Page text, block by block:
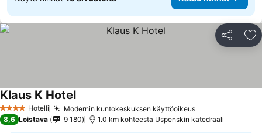
Jaa
4 Tähtiluokitus
Hotelli Modernin kuntokeskuksen käyttöoikeus
Klaus K Hotel
8,6 Loistava 9 180 1.0 km kohteesta Uspenskin katedraali